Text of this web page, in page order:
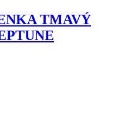
TMAVÝ